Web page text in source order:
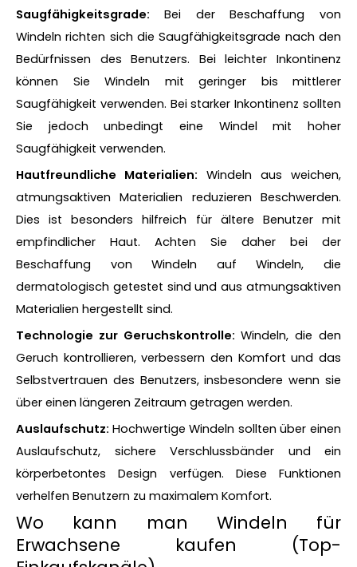
Saugfähigkeitsgrade: Bei der Beschaffung von
Windeln richten sich die Saugfähigkeitsgrade nach den
Bedürfnissen des Benutzers. Bei leichter Inkontinenz
können Sie Windeln mit geringer bis mittlerer
Saugfähigkeit verwenden. Bei starker Inkontinenz sollten
Sie jedoch unbedingt eine Windel mit hoher
Saugfähigkeit verwenden.
Hautfreundliche Materialien: Windeln aus weichen,
atmungsaktiven Materialien reduzieren Beschwerden.
Dies ist besonders hilfreich für ältere Benutzer mit
empfindlicher Haut. Achten Sie daher bei der
Beschaffung von Windeln auf Windeln, die
dermatologisch getestet sind und aus atmungsaktiven
Materialien hergestellt sind.
Technologie zur Geruchskontrolle: Windeln, die den
Geruch kontrollieren, verbessern den Komfort und das
Selbstvertrauen des Benutzers, insbesondere wenn sie
über einen längeren Zeitraum getragen werden.
Auslaufschutz: Hochwertige Windeln sollten über einen
Auslaufschutz, sichere Verschlussbänder und ein
körperbetontes Design verfügen. Diese Funktionen
verhelfen Benutzern zu maximalem Komfort.
Wo kann man Windeln für
Erwachsene kaufen (Top-